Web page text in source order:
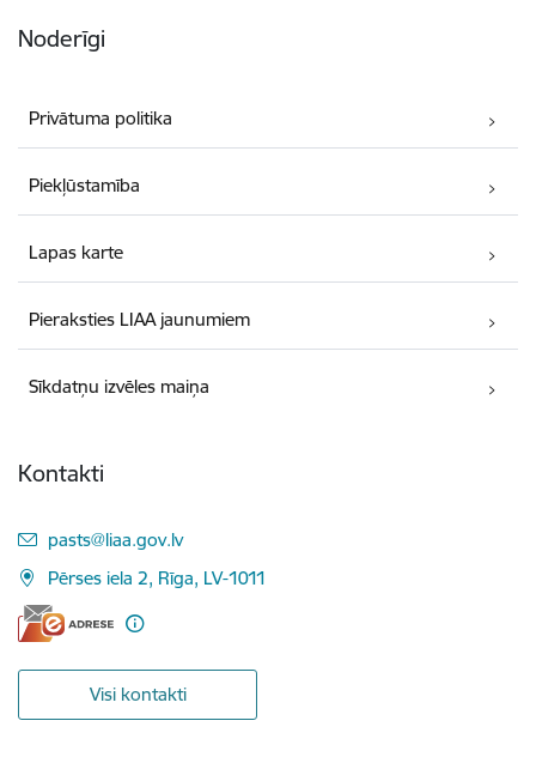
Noderīgi
Privātuma politika
Piekļūstamība
Lapas karte
Pieraksties LIAA jaunumiem
Sīkdatņu izvēles maiņa
Kontakti
E-pasts:
pasts@liaa.gov.lv
Pērses iela 2, Rīga, LV-1011
Visi kontakti